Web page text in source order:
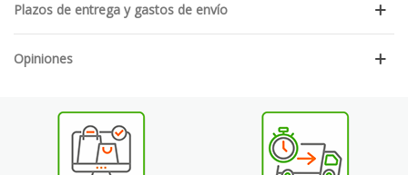
Plazos de entrega y gastos de envío
Opiniones